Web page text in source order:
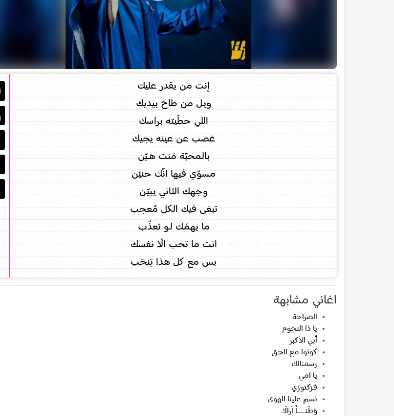
إنت من يقدر عليك
ويــل من طاح بيديك
اللي حطّيته براسك
غصب عن عينه يجيك
بالـمحبّة مَنت هـــيّن
مسوّي فيها انّك حنيّن
وجهك الثـاني يـبيّـن
تبغى فيك الكل مُعجب
ما يهمّـك لــو تعذّب
انت ما تحب الّا نفسك
بس مع كل هذا تِنحَب
اغاني مشابهة
الصراحة
يا ذا النجوم
أبي الأكبر
كونوا مع الحق
رسمنالك
يا امي
فـرَكـتوزي
نسم علينا الهوى
وَطَنـــــــــــــــــاً أراكَ